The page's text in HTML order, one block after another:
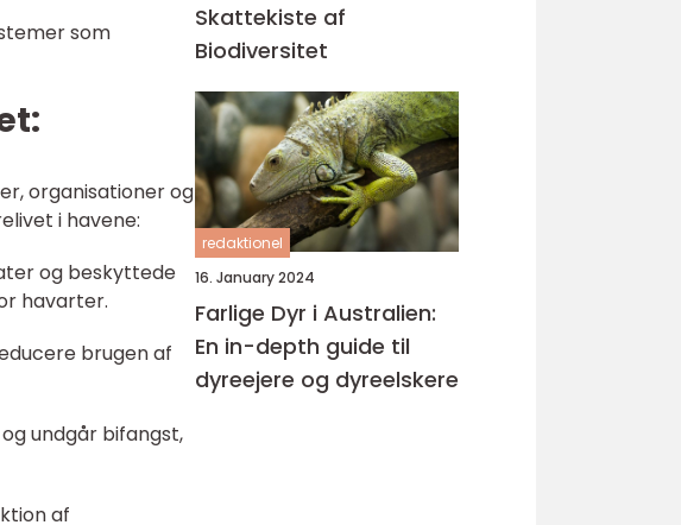
som
organisationer og
i havene:
og beskyttede
havarter.
brugen af
undgår bifangst,
af
Skattekiste af
Biodiversitet
redaktionel
16. January 2024
Farlige Dyr i Australien:
En in-depth guide til
dyreejere og dyreelskere